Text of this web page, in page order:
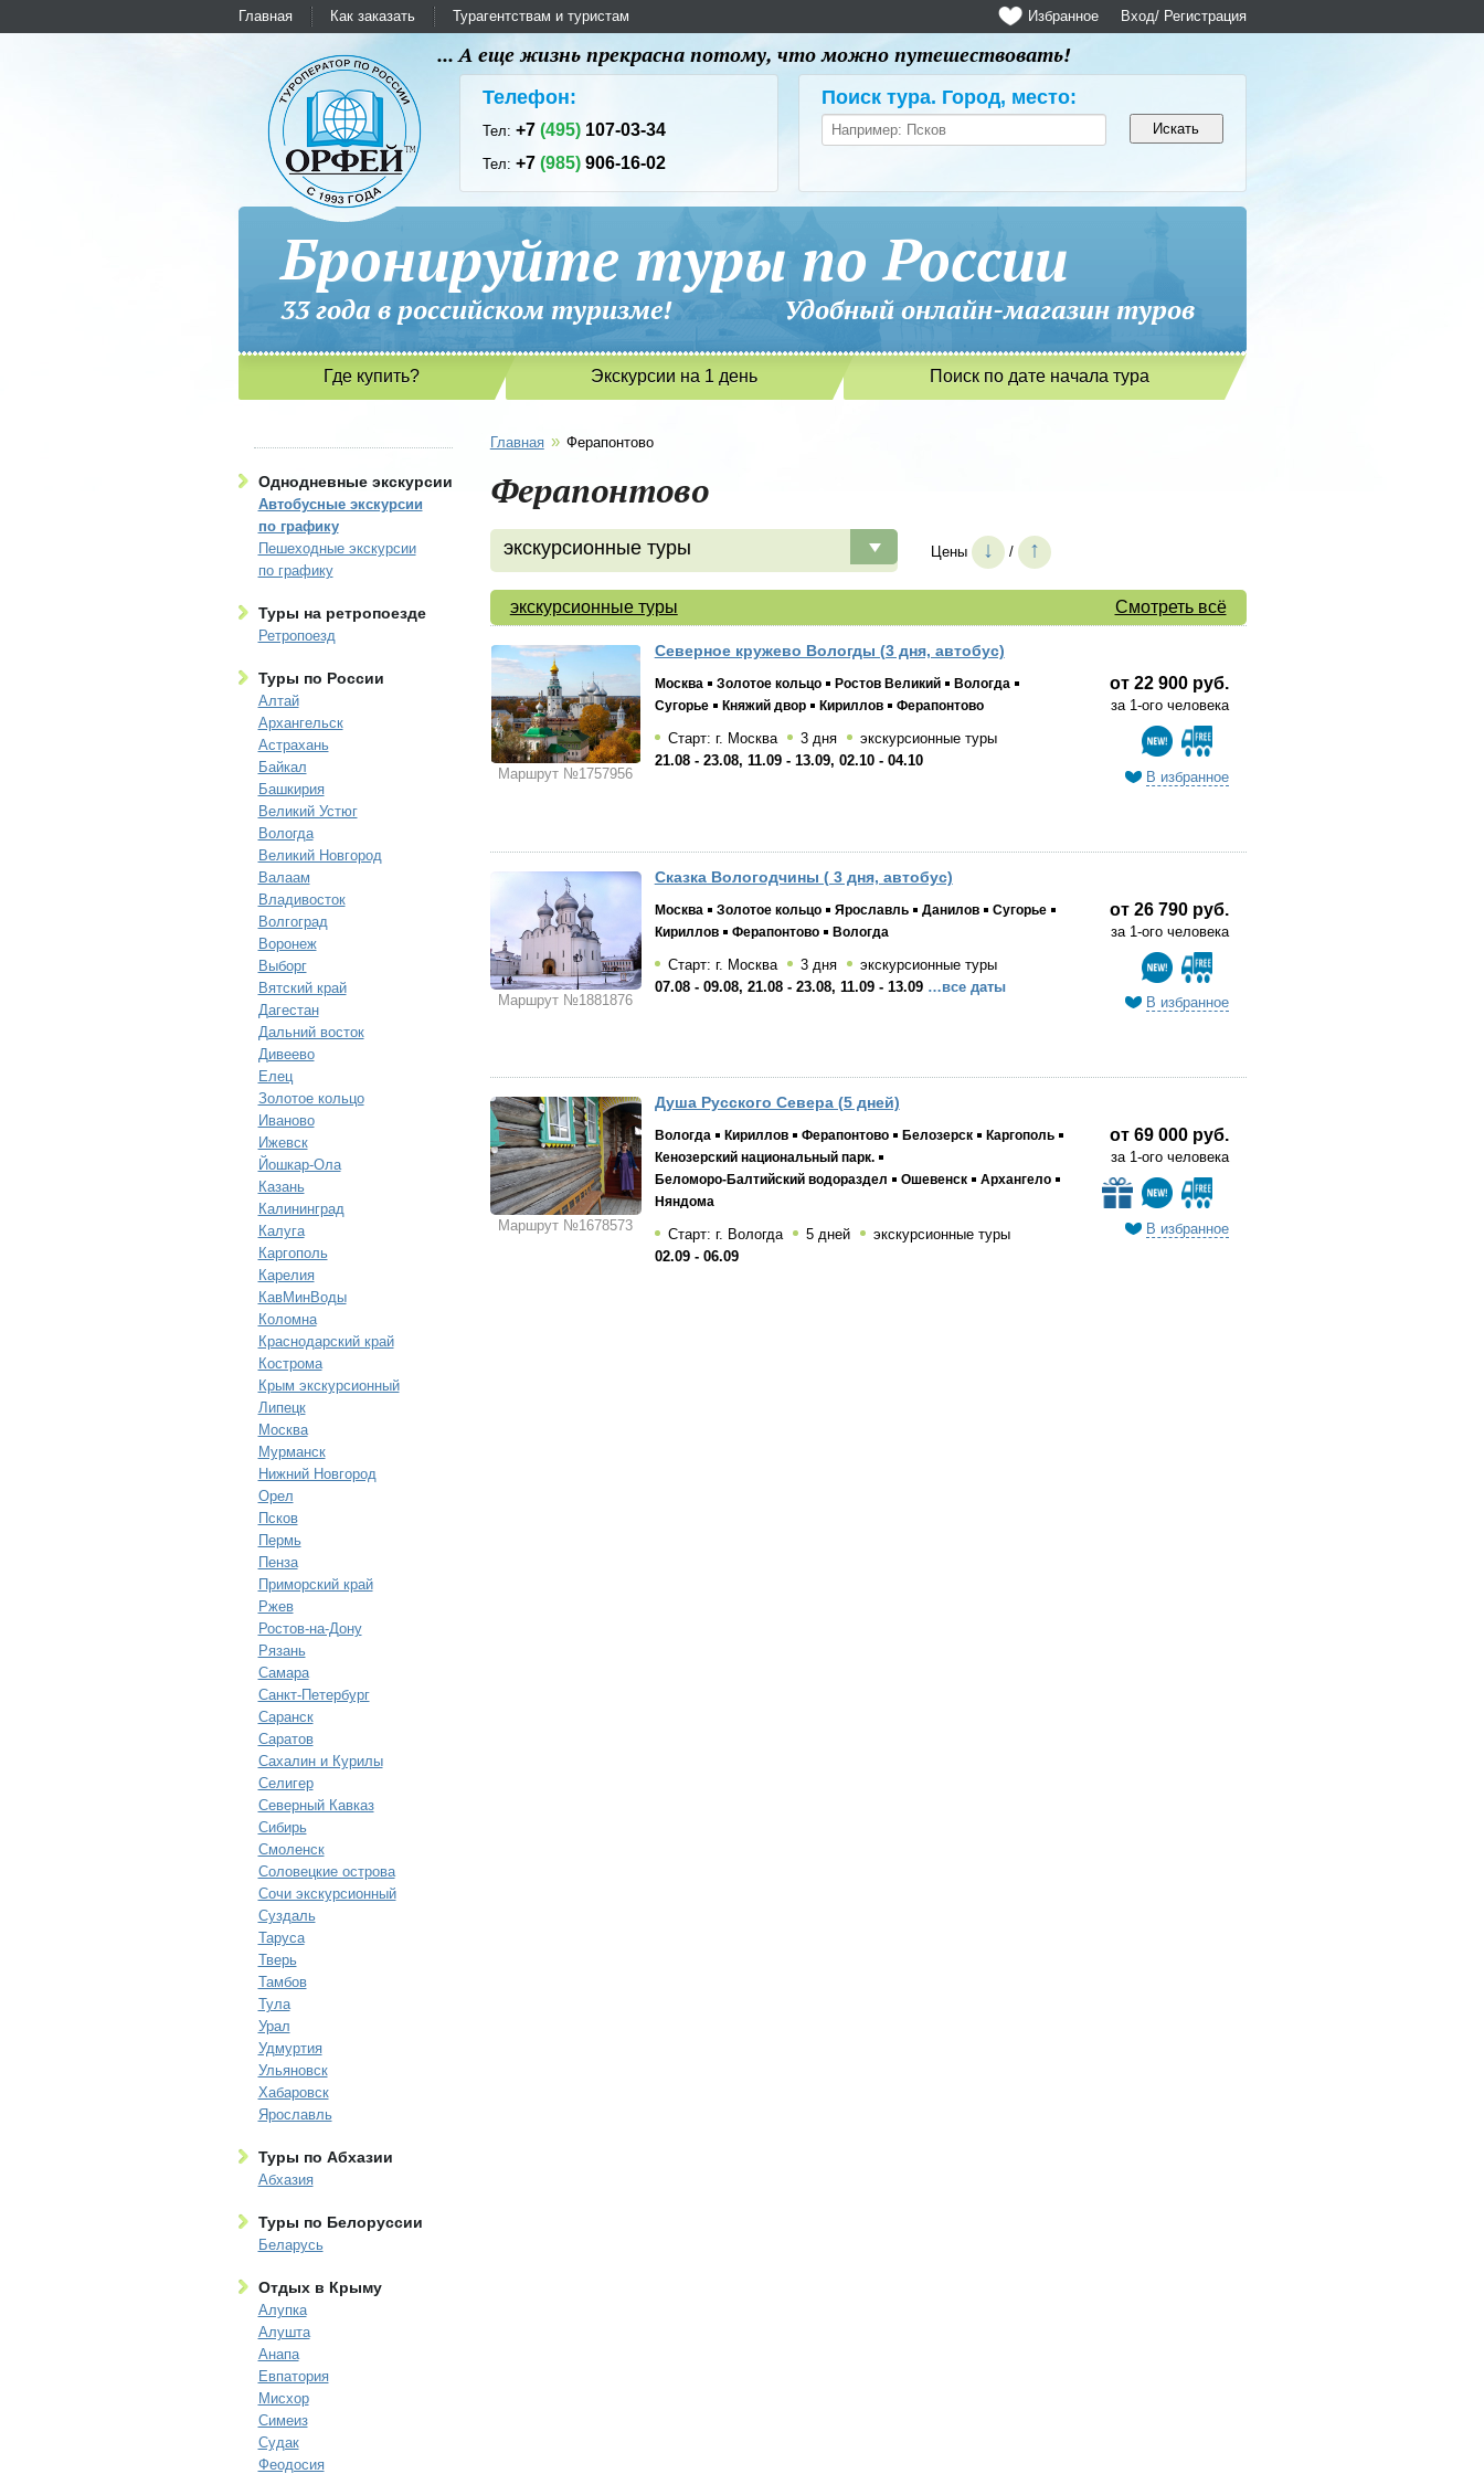
Главная Как заказать Турагентствам и туристам Вход/ Регистрация
Избранное
... А еще жизнь прекрасна потому, что можно путешествовать!
Телефон:
Тел:+7(495) 107-03-34
Тел:+7(985) 906-16-02
Поиск тура. Город, место:
Бронируйте туры по России
33 года в российском туризме! Удобный онлайн-магазин туров
Где купить? Экскурсии на 1 день Поиск по дате начала тура
Однодневные экскурсии
Автобусные экскурсии
по графику
Пешеходные экскурсии
по графику
Туры на ретропоезде
Ретропоезд
Туры по России
Алтай
Архангельск
Астрахань
Байкал
Башкирия
Великий Устюг
Вологда
Великий Новгород
Валаам
Владивосток
Волгоград
Воронеж
Выборг
Вятский край
Дагестан
Дальний восток
Дивеево
Елец
Золотое кольцо
Иваново
Ижевск
Йошкар-Ола
Казань
Калининград
Калуга
Каргополь
Карелия
КавМинВоды
Коломна
Краснодарский край
Кострома
Крым экскурсионный
Липецк
Москва
Мурманск
Нижний Новгород
Орел
Псков
Пермь
Пенза
Приморский край
Ржев
Ростов-на-Дону
Рязань
Самара
Санкт-Петербург
Саранск
Саратов
Сахалин и Курилы
Селигер
Северный Кавказ
Сибирь
Смоленск
Соловецкие острова
Сочи экскурсионный
Суздаль
Таруса
Тверь
Тамбов
Тула
Урал
Удмуртия
Ульяновск
Хабаровск
Ярославль
Туры по Абхазии
Абхазия
Туры по Белоруссии
Беларусь
Отдых в Крыму
Алупка
Алушта
Анапа
Евпатория
Мисхор
Симеиз
Судак
Феодосия
Главная » Ферапонтово
Ферапонтово
экскурсионные туры Цены ↓ / ↑
экскурсионные туры Смотреть всё
Маршрут №1757956
Северное кружево Вологды (3 дня, автобус)
Москва Золотое кольцо Ростов Великий
Вологда
Сугорье
Княжий двор Кириллов Ферапонтово
Старт: г. Москва 3 дня
экскурсионные туры
21.08 - 23.08, 11.09 - 13.09, 02.10 - 04.10
от 22 900 руб.
за 1-ого человека
В избранное
Маршрут №1881876
Сказка Вологодчины ( 3 дня, автобус)
Москва Золотое кольцо Ярославль Данилов
Сугорье
Кириллов
Ферапонтово Вологда
Старт: г. Москва 3 дня
экскурсионные туры
07.08 - 09.08, 21.08 - 23.08, 11.09 - 13.09 …все даты
от 26 790 руб.
за 1-ого человека
В избранное
Маршрут №1678573
Душа Русского Севера (5 дней)
Вологда Кириллов Ферапонтово Белозерск
Каргополь
Кенозерский национальный парк.
Беломоро-Балтийский водораздел
Ошевенск
Архангело
Няндома
Старт: г. Вологда 5 дней
экскурсионные туры
02.09 - 06.09
от 69 000 руб.
за 1-ого человека
В избранное